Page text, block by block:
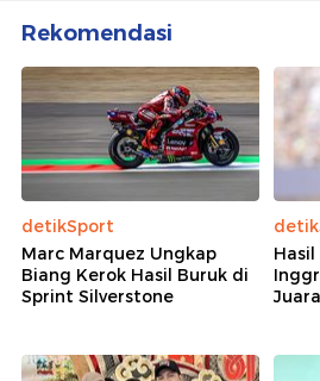
Rekomendasi
detikSport
Marc Marquez Ungkap
Biang Kerok Hasil Buruk di
Sprint Silverstone